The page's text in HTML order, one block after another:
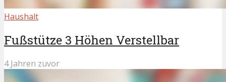
Haushalt
Fußstütze 3 Höhen Verstellbar
4 Jahren zuvor